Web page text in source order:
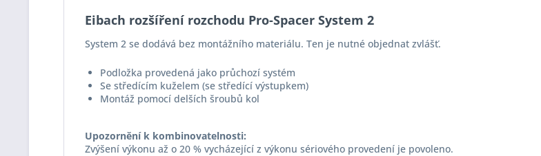
Eibach rozšíření rozchodu Pro-Spacer System 2
System 2 se dodává bez montážního materiálu. Ten je nutné objednat zvlášť.
Podložka provedená jako průchozí systém
Se středícím kuželem (se středící výstupkem)
Montáž pomocí delších šroubů kol
Upozornění k kombinovatelnosti:
Zvýšení výkonu až o 20 % vycházející z výkonu sériového provedení je povoleno.